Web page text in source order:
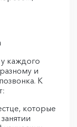
каждого
и
К
которые